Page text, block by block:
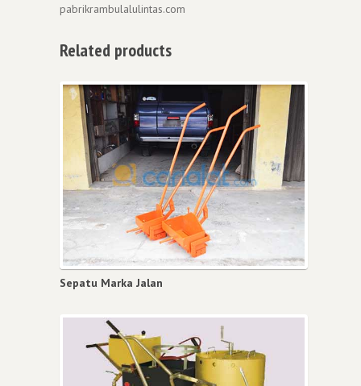
pabrikrambulalulintas.com
Related products
Sepatu Marka Jalan